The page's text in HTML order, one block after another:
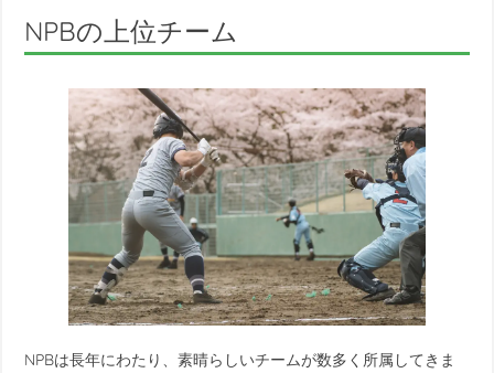
NPBの上位チーム
NPBは長年にわたり、素晴らしいチームが数多く所属してきま